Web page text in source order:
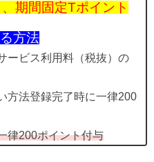
期間固定Tポイント
方法
ービス利用料（税抜）の
方法登録完了時に一律200
律200ポイント付与